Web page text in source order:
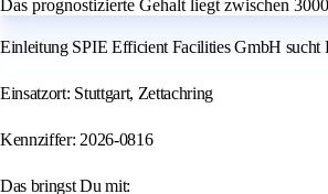
Das prognostizierte Gehalt liegt zwischen
Einleitung SPIE Efficient Facilities GmbH
Einsatzort: Stuttgart, Zettachring
Kennziffer: 2026-0816
Das bringst Du mit: